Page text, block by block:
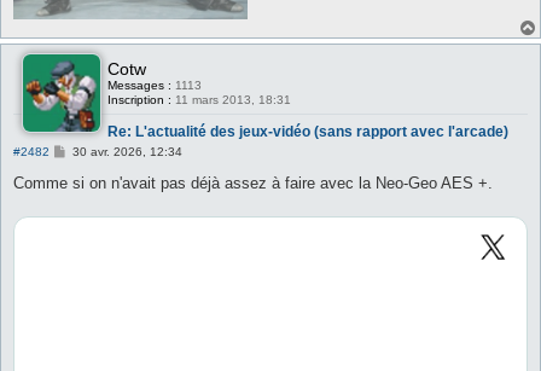
Cotw
Messages : 1113
Inscription : 11 mars 2013, 18:31
Re: L'actualité des jeux-vidéo (sans rapport avec l'arcade)
#2482
M
s
30 avr. 2026, 12:34
Comme si on n'avait pas déjà assez à faire avec la Neo-Geo AES +.